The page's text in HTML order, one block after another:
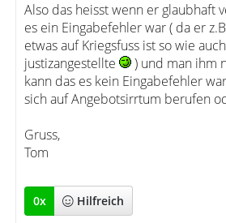
Also das heisst wenn er glaubhaft
es ein Eingabefehler war ( da er
etwas auf Kriegsfuss ist so wie
justizangestellte
) und man ihm
kann das es kein Eingabefehler
sich auf Angebotsirrtum berufen
Gruss,
Tom
0x Hilfreich